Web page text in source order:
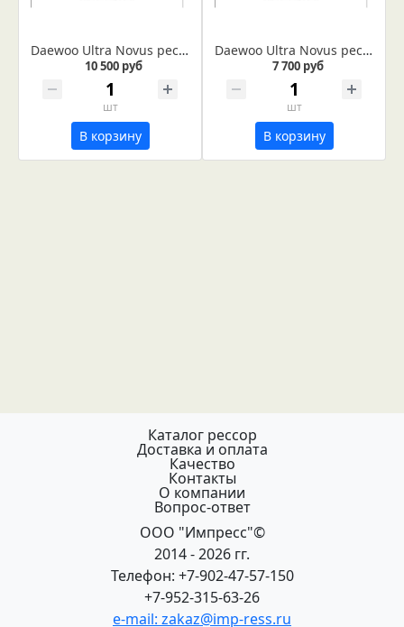
Daewoo Ultra Novus рессора задняя лист № 3 (IR 29-15-03)
10 500 руб
шт
В корзину
Daewoo Ultra Novus рессора задняя лист № 12 (IR 29-15-12)
7 700 руб
шт
В корзину
Каталог рессор
Доставка и оплата
Качество
Контакты
О компании
Вопрос-ответ
ООО "Импресс"©
2014 - 2026 гг.
Телефон: +7-902-47-57-150
+7-952-315-63-26
e-mail: zakaz@imp-ress.ru